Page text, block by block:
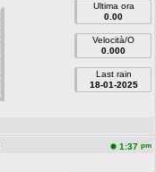
Ultima ora
0.00
Velocità/O
0.000
Last rain
18-01-2025
1:37 pm